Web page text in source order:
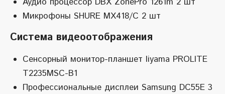
Микрофоны SHURE MX418/C 2 шт
Система видеоотображения
Сенсорный монитор-планшет Iiyama PROLITE
T2235MSC-B1
Профессиональные дисплеи Samsung DC55E 3